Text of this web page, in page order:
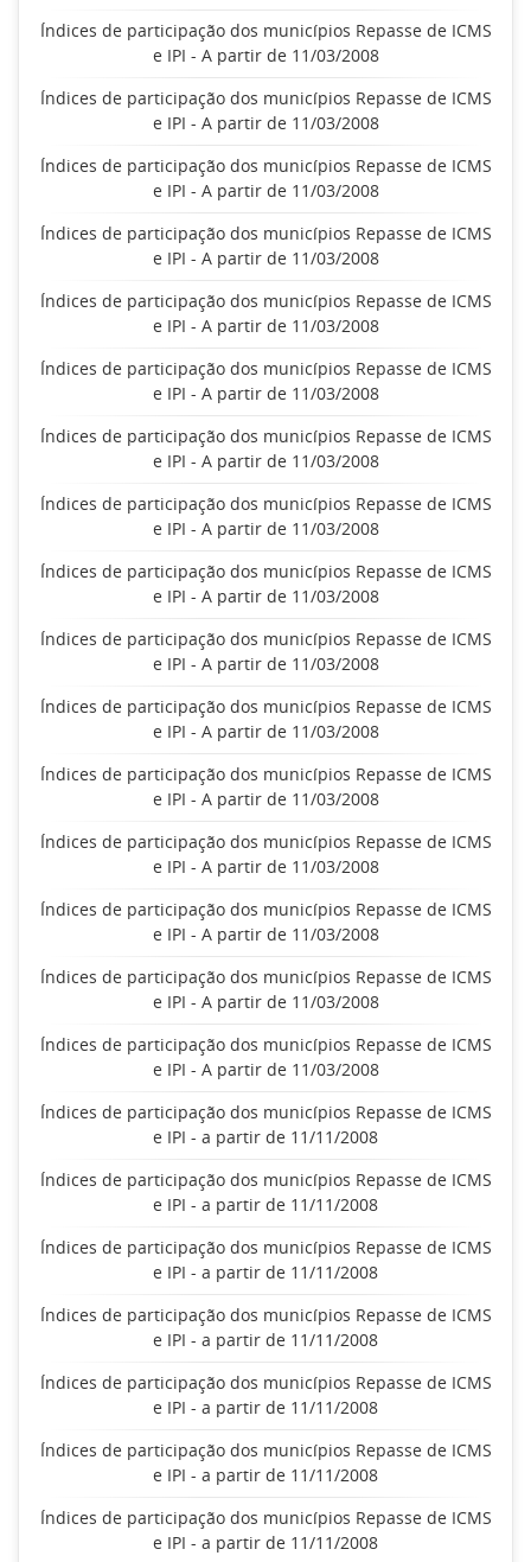
Índices de participação dos municípios Repasse de ICMS
e IPI - A partir de 11/03/2008
Índices de participação dos municípios Repasse de ICMS
e IPI - A partir de 11/03/2008
Índices de participação dos municípios Repasse de ICMS
e IPI - A partir de 11/03/2008
Índices de participação dos municípios Repasse de ICMS
e IPI - A partir de 11/03/2008
Índices de participação dos municípios Repasse de ICMS
e IPI - A partir de 11/03/2008
Índices de participação dos municípios Repasse de ICMS
e IPI - A partir de 11/03/2008
Índices de participação dos municípios Repasse de ICMS
e IPI - A partir de 11/03/2008
Índices de participação dos municípios Repasse de ICMS
e IPI - A partir de 11/03/2008
Índices de participação dos municípios Repasse de ICMS
e IPI - A partir de 11/03/2008
Índices de participação dos municípios Repasse de ICMS
e IPI - A partir de 11/03/2008
Índices de participação dos municípios Repasse de ICMS
e IPI - A partir de 11/03/2008
Índices de participação dos municípios Repasse de ICMS
e IPI - A partir de 11/03/2008
Índices de participação dos municípios Repasse de ICMS
e IPI - A partir de 11/03/2008
Índices de participação dos municípios Repasse de ICMS
e IPI - A partir de 11/03/2008
Índices de participação dos municípios Repasse de ICMS
e IPI - A partir de 11/03/2008
Índices de participação dos municípios Repasse de ICMS
e IPI - A partir de 11/03/2008
Índices de participação dos municípios Repasse de ICMS
e IPI - a partir de 11/11/2008
Índices de participação dos municípios Repasse de ICMS
e IPI - a partir de 11/11/2008
Índices de participação dos municípios Repasse de ICMS
e IPI - a partir de 11/11/2008
Índices de participação dos municípios Repasse de ICMS
e IPI - a partir de 11/11/2008
Índices de participação dos municípios Repasse de ICMS
e IPI - a partir de 11/11/2008
Índices de participação dos municípios Repasse de ICMS
e IPI - a partir de 11/11/2008
Índices de participação dos municípios Repasse de ICMS
e IPI - a partir de 11/11/2008